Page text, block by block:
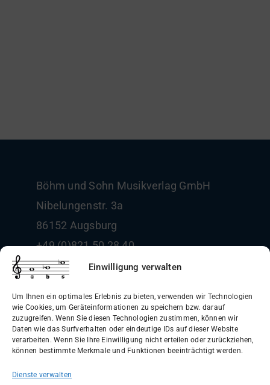
Einwilligung verwalten
Um Ihnen ein optimales Erlebnis zu bieten, verwenden wir Technologien
wie Cookies, um Geräteinformationen zu speichern bzw. darauf
zuzugreifen. Wenn Sie diesen Technologien zustimmen, können wir
Daten wie das Surfverhalten oder eindeutige IDs auf dieser Website
verarbeiten. Wenn Sie Ihre Einwilligung nicht erteilen oder zurückziehen,
können bestimmte Merkmale und Funktionen beeinträchtigt werden.
Dienste verwalten
Böhm und Sohn Musikverlag GmbH
Nibelungenstr. 3a
86152 Augsburg
+49 (0)821 50 28 40
info@boehm-und-sohn.de
Allgemeine Geschäftsbedingungen
Datenschutzerklärung